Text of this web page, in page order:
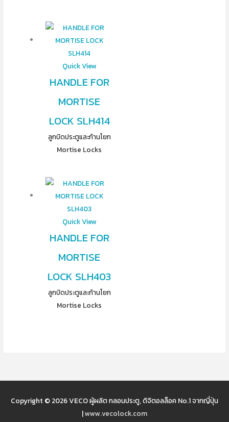
Quick View
HANDLE FOR
MORTISE
LOCK SLH414
ลูกบิดประตูและก้านโยก
Mortise Locks
Quick View
HANDLE FOR
MORTISE
LOCK SLH403
ลูกบิดประตูและก้านโยก
Mortise Locks
Copyright © 2026VECO ผู้ผลิต กลอนประตู, ดิจิตอลล็อค No.1 จากญี่ปุ่น
|www.vecolock.com